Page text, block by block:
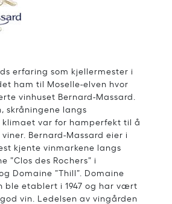
erfaring som kjellermester i
ham til Moselle-elven hvor
vinhuset Bernard-Massard.
skråningene langs
var for hamperfekt til å
Bernard-Massard eier i
kjente vinmarkene langs
”Clos des Rochers” i
Domaine ”Thill”. Domaine
ble etablert i 1947 og har vært
vin. Ledelsen av vingården